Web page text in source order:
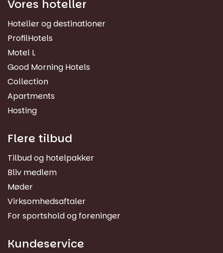
Vores hoteller
Hoteller og destinationer
ProfilHotels
Motel L
Good Morning Hotels
Collection
Apartments
Hosting
Flere tilbud
Tilbud og hotelpakker
Bliv medlem
Møder
Virksomhedsaftaler
For sportshold og foreninger
Kundeservice